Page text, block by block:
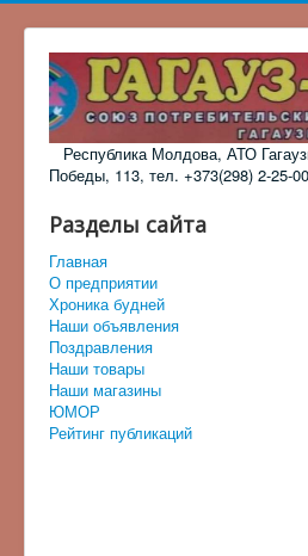
Республика Молдова, АТО
Победы, 113, тел. +373(298) 2-25-
Разделы сайта
Главная
О предприятии
Хроника будней
Наши объявления
Поздравления
Наши товары
Наши магазины
ЮМОР
Рейтинг публикаций